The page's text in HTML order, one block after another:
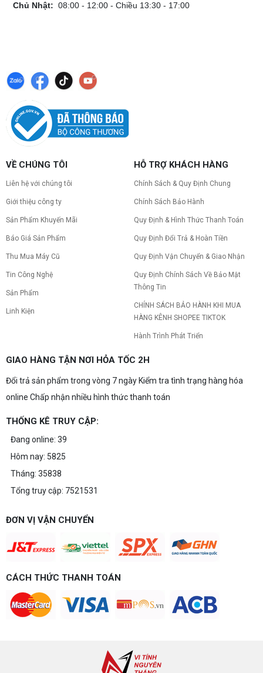
Chủ Nhật: 08:00 - 12:00 - Chiều 13:30 - 17:00
VỀ CHÚNG TÔI
Liên hệ với chúng tôi
Giới thiệu công ty
Sản Phẩm Khuyến Mãi
Báo Giá Sản Phẩm
Thu Mua Máy Cũ
Tin Công Nghệ
Sản Phẩm
Linh Kiện
HỖ TRỢ KHÁCH HÀNG
Chính Sách & Quy Định Chung
Chính Sách Bảo Hành
Quy Định & Hình Thức Thanh Toán
Quy Định Đổi Trả & Hoàn Tiền
Quy Định Vận Chuyển & Giao Nhận
Quy Định Chính Sách Về Bảo Mật
Thông Tin
CHÍNH SÁCH BẢO HÀNH KHI MUA
HÀNG KÊNH SHOPEE TIKTOK
Hành Trình Phát Triển
GIAO HÀNG TẬN NƠI HỎA TỐC 2H
Đổi trả sản phẩm trong vòng 7 ngày Kiểm tra tình trạng hàng hóa
online Chấp nhận nhiều hình thức thanh toán
THỐNG KÊ TRUY CẬP:
Đang online: 39
Hôm nay: 5825
Tháng: 35838
Tổng truy cập: 7521531
ĐƠN VỊ VẬN CHUYỂN
CÁCH THỨC THANH TOÁN